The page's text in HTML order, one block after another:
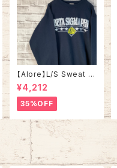
【Alore】L/S Sweat L
Made in USA 90s 社
交クラブ プロモーショ
ン スウェット トレーナー
USA製 vintage ヴィン
テージ アメリカ USA
古着
¥4,212
35%OFF